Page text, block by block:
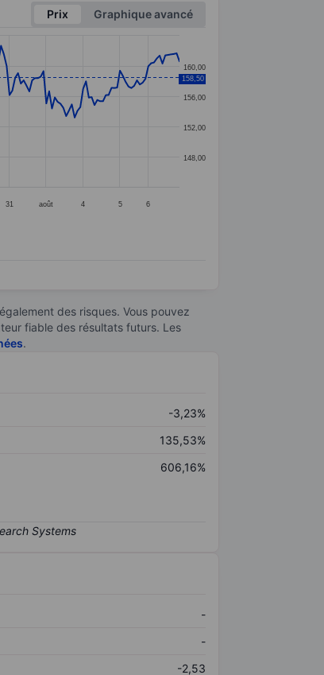
Prix
Graphique avancé
31 août 4 5 6
148,00
152,00
156,00
160,00
158,50
des risques. Vous pouvez
fiable des résultats futurs. Les
.
-3,23%
135,53%
606,16%
-
-
-2,53